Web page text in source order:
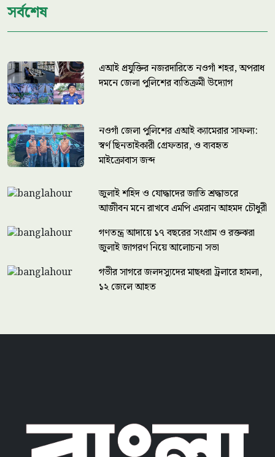
সর্বশেষ
এআই প্রযুক্তির নজরদারিতে নওগাঁ শহর, অপরাধ
দমনে জেলা পুলিশের ব্যতিক্রমী উদ্যোগ
নওগাঁ জেলা পুলিশের এআই ক্যামেরার সাফল্য:
স্বর্ণ ছিনতাইকারী গ্রেফতার, ও ব্যবহৃত
মাইক্রোবাস জব্দ
জুলাই শহিদ ও যোদ্ধাদের জাতি শ্রদ্ধাভরে
আজীবন মনে রাখবে এমপি এমরান আহমদ চৌধুরী
গণতন্ত্র আদায়ে ১৭ বছরের সংগ্রাম ও রক্তঝরা
জুলাই জাগরণ নিয়ে আলোচনা সভা
গভীর সাগরে জলদস্যুদের মাছধরা ট্রলারে হামলা,
১২ জেলে আহত